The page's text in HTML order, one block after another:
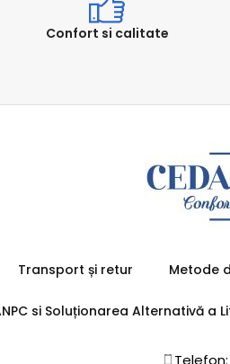
Confort si calitate
Transport și retur Metode
si Soluționarea Alternativă a
Telefon: